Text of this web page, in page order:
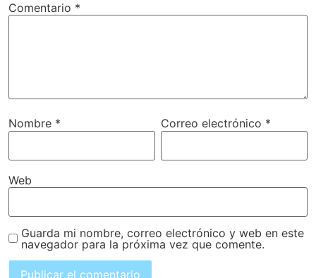
Comentario *
Nombre * Correo electrónico *
Web
Guarda mi nombre, correo electrónico y web en este
navegador para la próxima vez que comente.